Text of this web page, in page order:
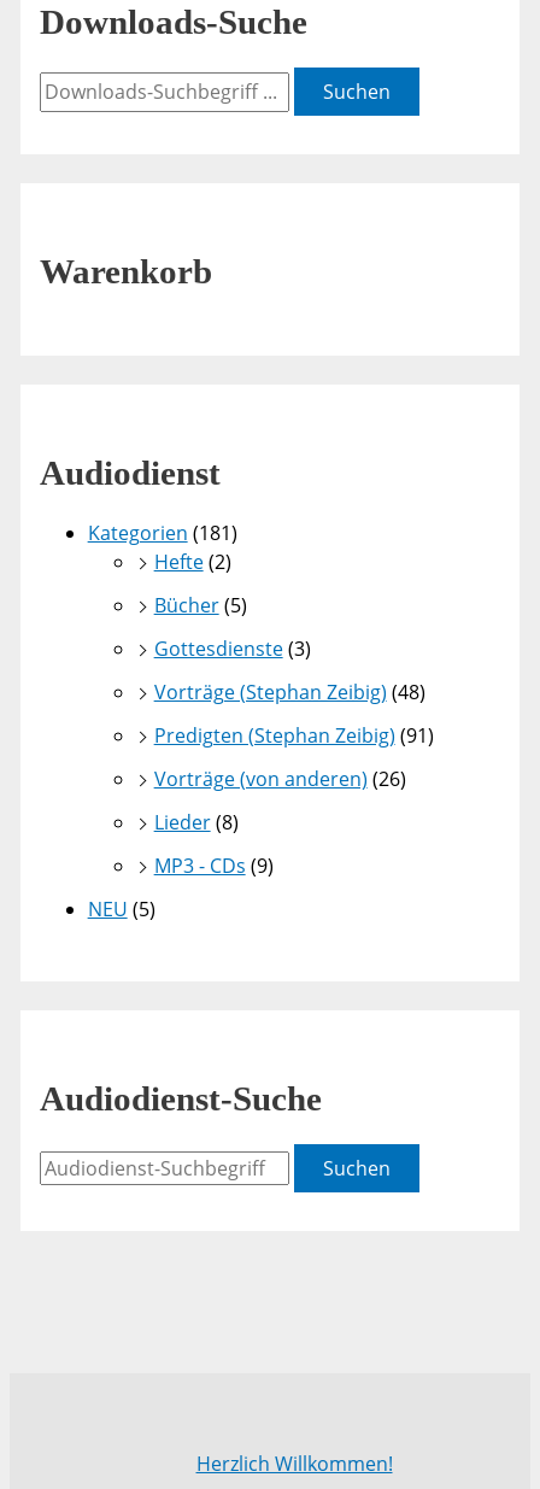
Downloads-Suche
Suchen
Warenkorb
Audiodienst
Kategorien (181)
Hefte(2)
Bücher(5)
Gottesdienste(3)
Vorträge (Stephan Zeibig) (48)
Predigten (Stephan Zeibig) (91)
Vorträge (von anderen) (26)
Lieder(8)
MP3 - CDs (9)
NEU (5)
Audiodienst-Suche
Suchen
Herzlich Willkommen!